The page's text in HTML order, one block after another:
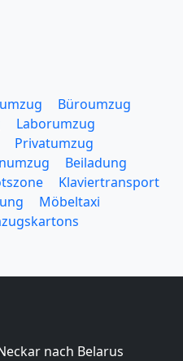
Büroumzug
Laborumzug
Privatumzug
Beiladung
Klaviertransport
Möbeltaxi
nach Belarus